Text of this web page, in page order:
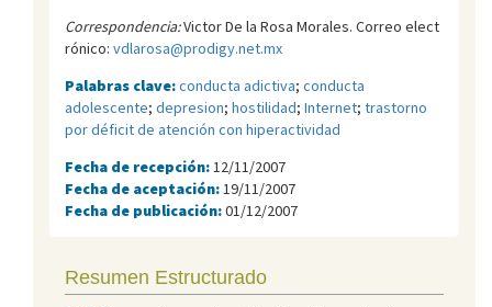
Correspondencia:Victor De la Rosa Morales. Correo elect
rónico: vdlarosa@prodigy.net.mx
Palabras clave:conducta adictiva; conducta
adolescente; depresion; hostilidad; Internet; trastorno
por déficit de atención con hiperactividad
Fecha de recepción: 12/11/2007
Fecha de aceptación: 19/11/2007
Fecha de publicación:01/12/2007
Resumen Estructurado